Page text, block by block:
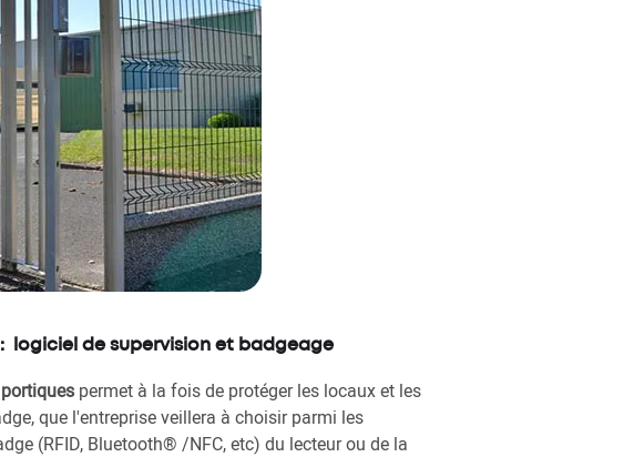
logiciel de supervision et badgeage
permet à la fois de protéger les locaux et les
que l'entreprise veillera à choisir parmi les
(RFID, Bluetooth® /NFC, etc) du lecteur ou de la